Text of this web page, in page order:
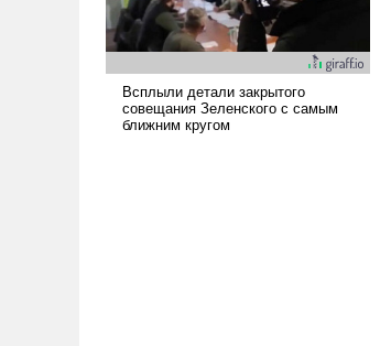
перед Китаем.